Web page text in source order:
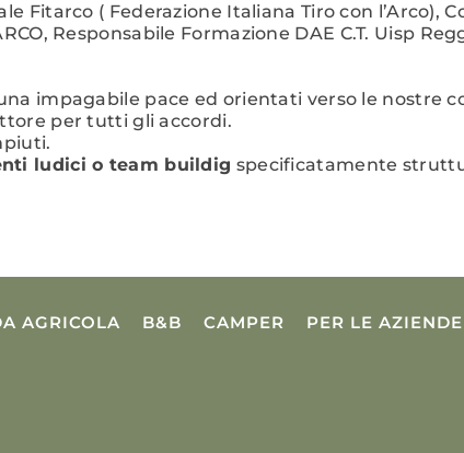
Fitarco ( Federazione Italiana Tiro con l’Arco),
Responsabile Formazione DAE C.T. Uisp
impagabile pace ed orientati verso le nostre
per tutti gli accordi.
ludici o team buildig specificatamente
AGRICOLA B&B CAMPER PER LE AZIENDE